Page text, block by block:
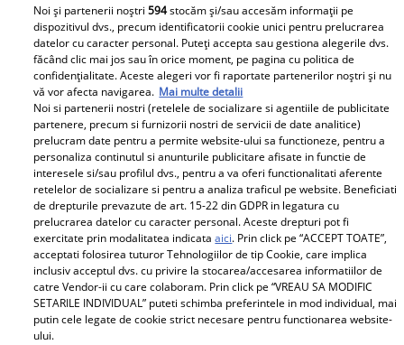
Andreea Popescu și fosta soacră, schimb
de replici. Ce i-a spus mama lui Rareș
Cojoc influenceriței: „Am găsit soluția”
Noi și partenerii noștri594stocăm și/sau accesăm informații pe
dispozitivul dvs., precum identificatorii cookie unici pentru prelucrarea
datelor cu caracter personal. Puteți accepta sau gestiona alegerile dvs.
făcând clic mai jos sau în orice moment, pe pagina cu politica de
confidențialitate. Aceste alegeri vor fi raportate partenerilor noștri și nu
vă vor afecta navigarea. Mai multe detalii
Noi si partenerii nostri (retelele de socializare si agentiile de publicitate
partenere, precum si furnizorii nostri de servicii de date analitice)
prelucram date pentru a permite website-ului sa functioneze, pentru a
personaliza continutul si anunturile publicitare afisate in functie de
interesele si/sau profilul dvs., pentru a va oferi functionalitati aferente
retelelor de socializare si pentru a analiza traficul pe website. Beneficiati
de drepturile prevazute de art. 15-22 din GDPR in legatura cu
prelucrarea datelor cu caracter personal. Aceste drepturi pot fi
exercitate prin modalitatea indicataaici. Prin click pe “ACCEPT TOATE”,
acceptati folosirea tuturor Tehnologiilor de tip Cookie, care implica
inclusiv acceptul dvs. cu privire la stocarea/accesarea informatiilor de
catre Vendor-ii cu care colaboram. Prin click pe “VREAU SA MODIFIC
SETARILE INDIVIDUAL” puteti schimba preferintele in mod individual, mai
putin cele legate de cookie strict necesare pentru functionarea website-
ului.